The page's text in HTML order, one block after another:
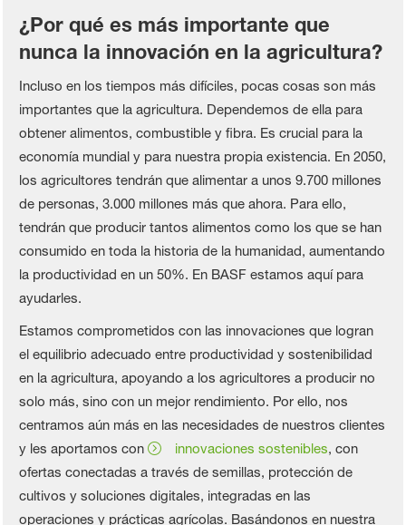
¿Por qué es más importante que
nunca la innovación en la agricultura?
Incluso en los tiempos más difíciles, pocas cosas son más
importantes que la agricultura. Dependemos de ella para
obtener alimentos, combustible y fibra. Es crucial para la
economía mundial y para nuestra propia existencia. En 2050,
los agricultores tendrán que alimentar a unos 9.700 millones
de personas, 3.000 millones más que ahora. Para ello,
tendrán que producir tantos alimentos como los que se han
consumido en toda la historia de la humanidad, aumentando
la productividad en un 50%. En BASF estamos aquí para
ayudarles.
Estamos comprometidos con las innovaciones que logran
el equilibrio adecuado entre productividad y sostenibilidad
en la agricultura, apoyando a los agricultores a producir no
solo más, sino con un mejor rendimiento. Por ello, nos
centramos aún más en las necesidades de nuestros clientes
y les aportamos con
innovaciones sostenibles, con
ofertas conectadas a través de semillas, protección de
cultivos y soluciones digitales, integradas en las
operaciones y prácticas agrícolas. Basándonos en nuestra